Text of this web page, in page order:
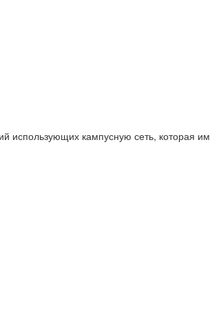
использующих кампусную сеть, которая